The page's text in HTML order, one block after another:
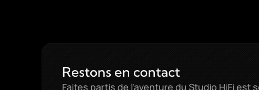
Restons en contact
Faites partis de l'aventure du Studio HiFi est